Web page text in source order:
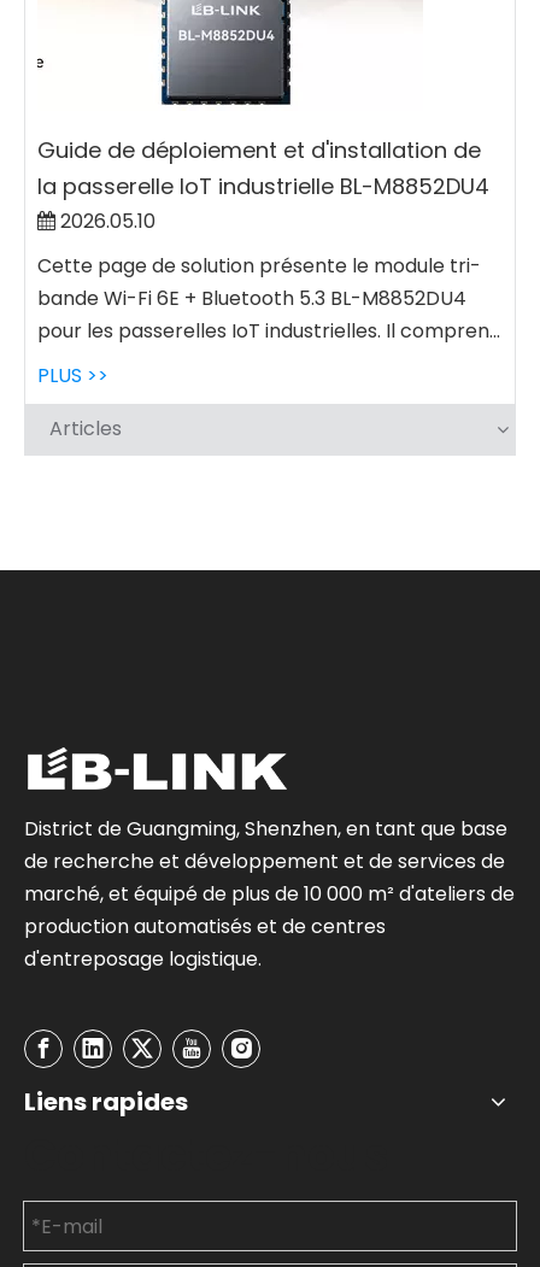
Guide de déploiement et d'installation de
la passerelle IoT industrielle BL-M8852DU4
2026.05.10
Cette page de solution présente le module tri-
bande Wi-Fi 6E + Bluetooth 5.3 BL-M8852DU4
pour les passerelles IoT industrielles. Il compren...
PLUS >>
Articles
District de Guangming, Shenzhen, en tant que base
de recherche et développement et de services de
marché, et équipé de plus de 10 000 m² d'ateliers de
production automatisés et de centres
d'entreposage logistique.
Liens rapides